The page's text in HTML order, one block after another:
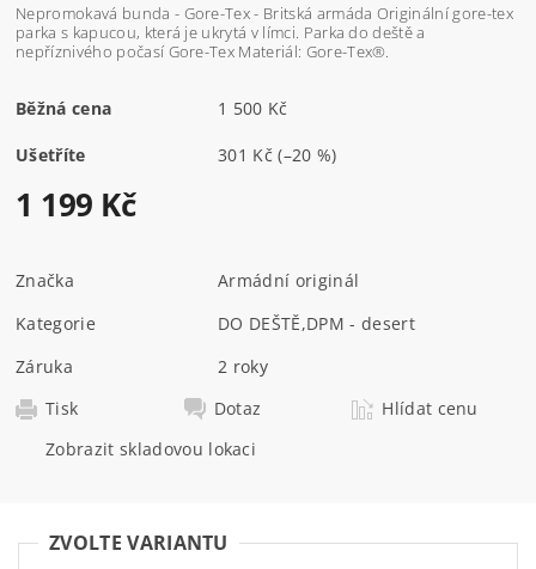
Nepromokavá bunda - Gore-Tex - Britská armáda Originální gore-tex
parka s kapucou, která je ukrytá v límci. Parka do deště a
nepříznivého počasí Gore-Tex Materiál: Gore-Tex®.
Běžná cena 1 500 Kč
Ušetříte 301 Kč(–20 %)
1 199 Kč
Značka
Armádní originál
Kategorie
DO DEŠTĚ,DPM - desert
Záruka
2 roky
Tisk
Dotaz
Hlídat cenu
Zobrazit skladovou lokaci
ZVOLTE VARIANTU